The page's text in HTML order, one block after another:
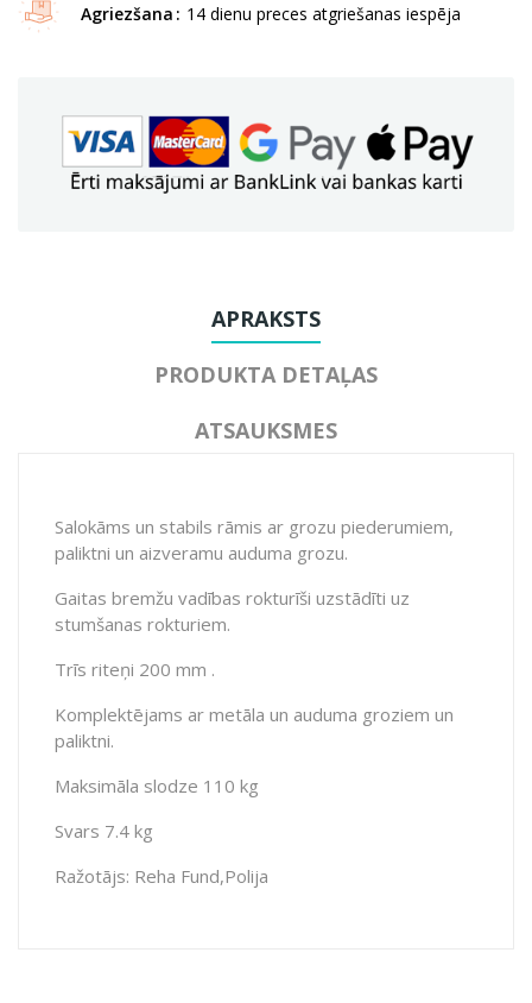
Agriezšana 14 dienu preces atgriešanas iespēja
APRAKSTS
PRODUKTA DETAĻAS
ATSAUKSMES
Salokāms un stabils rāmis ar grozu piederumiem,
paliktni un aizveramu auduma grozu.
Gaitas bremžu vadības rokturīši uzstādīti uz
stumšanas rokturiem.
Trīs riteņi 200 mm .
Komplektējams ar metāla un auduma groziem un
paliktni.
Maksimāla slodze 110 kg
Svars 7.4 kg
Ražotājs: Reha Fund,Polija